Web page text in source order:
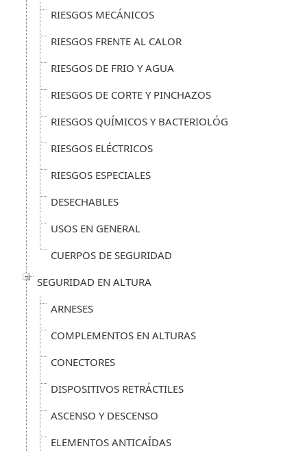
RIESGOS MECÁNICOS
RIESGOS FRENTE AL CALOR
RIESGOS DE FRIO Y AGUA
RIESGOS DE CORTE Y PINCHAZOS
RIESGOS QUÍMICOS Y BACTERIOLÓG
RIESGOS ELÉCTRICOS
RIESGOS ESPECIALES
DESECHABLES
USOS EN GENERAL
CUERPOS DE SEGURIDAD
SEGURIDAD EN ALTURA
ARNESES
COMPLEMENTOS EN ALTURAS
CONECTORES
DISPOSITIVOS RETRÁCTILES
ASCENSO Y DESCENSO
ELEMENTOS ANTICAÍDAS